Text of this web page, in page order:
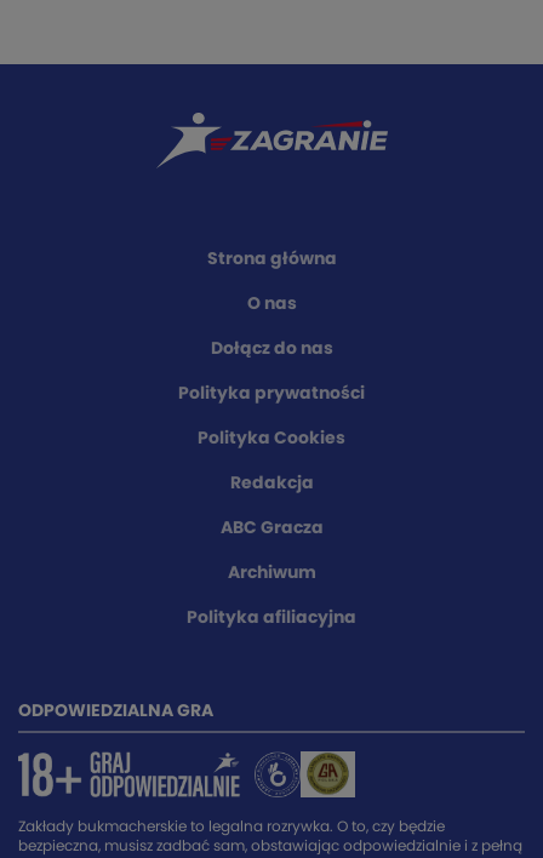
Strona główna
O nas
Dołącz do nas
Polityka prywatności
Polityka Cookies
Redakcja
ABC Gracza
Archiwum
Polityka afiliacyjna
ODPOWIEDZIALNA GRA
Zakłady bukmacherskie to legalna rozrywka. O to, czy będzie
bezpieczna, musisz zadbać sam, obstawiając odpowiedzialnie i z pełną